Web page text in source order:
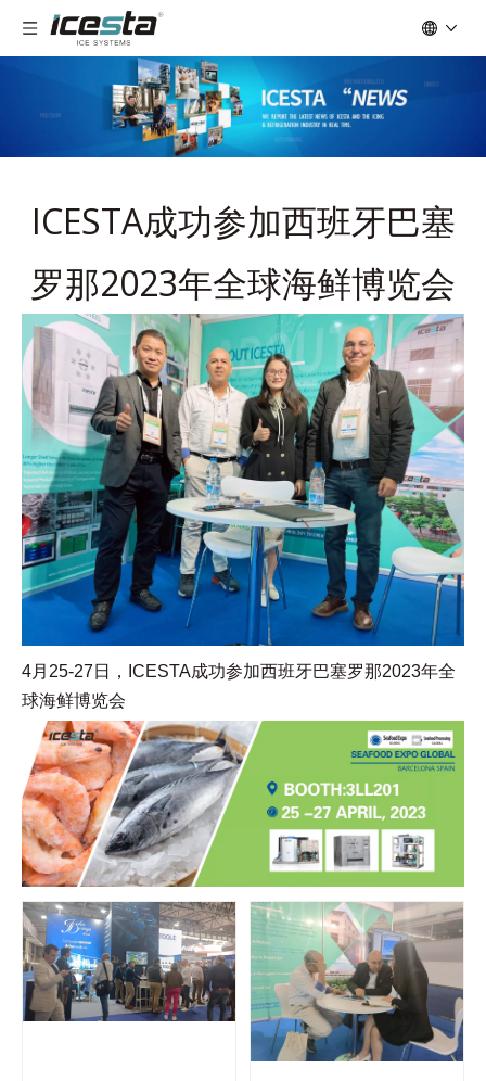
ICESTA成功参加西班牙巴塞
罗那2023年全球海鲜博览会
4月25-27日，ICESTA成功参加西班牙巴塞罗那2023年全
球海鲜博览会